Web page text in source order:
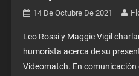
14 De Octubre De 2021
Leo Rossi y Maggie Vigil
humorista acerca de su
Videomatch. En comunicación